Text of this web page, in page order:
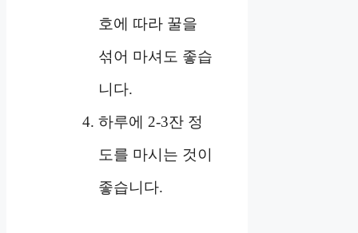
호에 따라 꿀을
섞어 마셔도 좋습
니다.
하루에 2-3잔 정
도를 마시는 것이
좋습니다.